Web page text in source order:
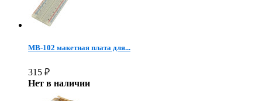
MB-102 макетная плата для...
315 ₽
Нет в наличии